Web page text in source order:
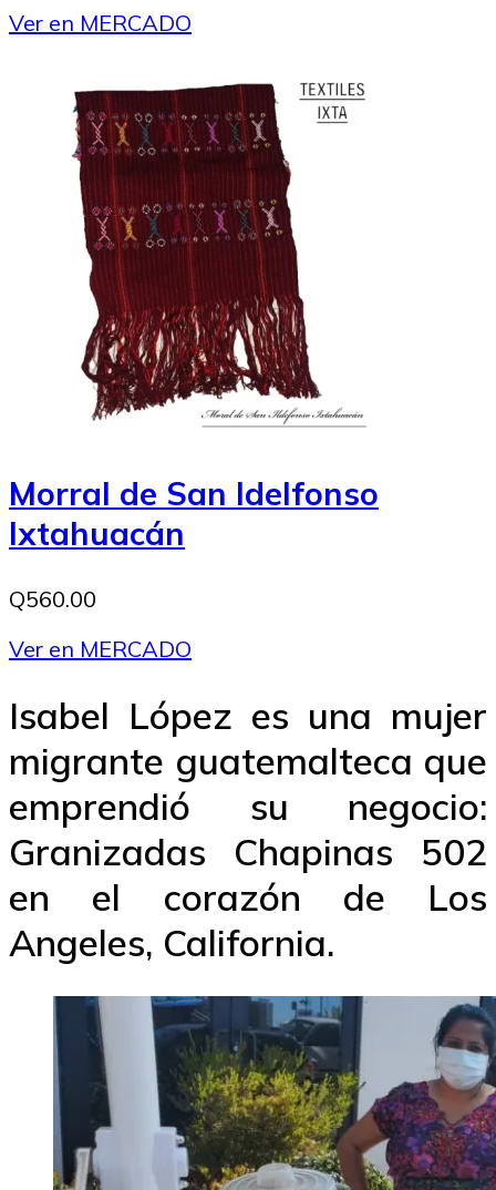
Ver en MERCADO
Morral de San Idelfonso
Ixtahuacán
Q560.00
Ver en MERCADO
Isabel López es una mujer
migrante guatemalteca que
emprendió su negocio:
Granizadas Chapinas 502
en el corazón de Los
Angeles, California.